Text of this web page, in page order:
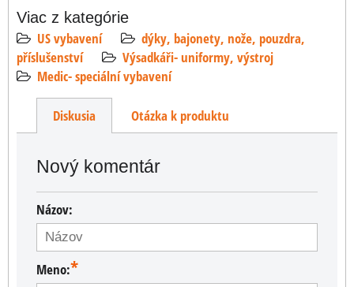
Viac z kategórie
US vybavení
dýky, bajonety, nože, pouzdra,
příslušenství
Výsadkáři- uniformy, výstroj
Medic- speciální vybavení
Diskusia Otázka k produktu
Nový komentár
Názov:
Meno:*